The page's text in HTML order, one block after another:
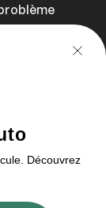
9h et